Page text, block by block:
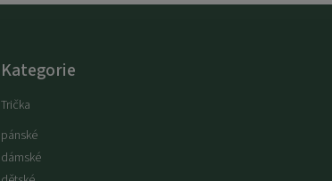
Kategorie
Trička
pánské
dámské